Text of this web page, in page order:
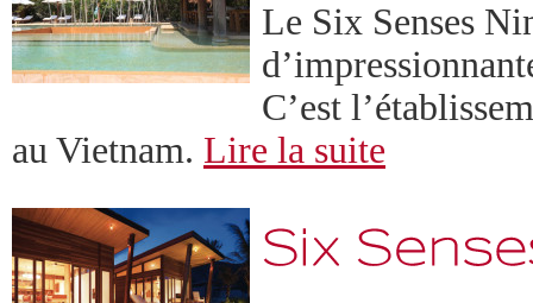
Le Six Senses
C’est
au Vietnam. Lire la suite